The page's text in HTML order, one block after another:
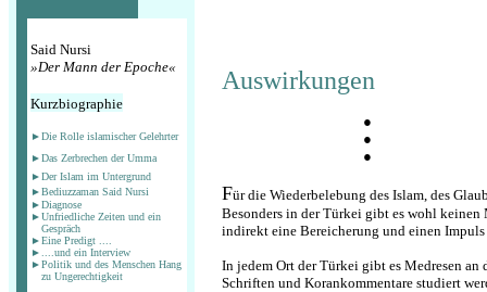
Said Nursi
»Der Mann der Epoche«
Kurzbiographie
►Die Rolle islamischer Gelehrter
►Das Zerbrechen der Umma
►Der Islam im Untergrund
►Bediuzzaman Said Nursi
►Diagnose
►Unfriedliche Zeiten und ein
Gespräch
►Eine Predigt ....
►
....und ein Interview
►Politik und des Menschen Hang
zu Ungerechtigkeit
Auswirkungen
●
●
●
Für die Wiederbelebung des Islam, des
Besonders in der Türkei gibt es wohl
indirekt eine Bereicherung und einen
In jedem Ort der Türkei gibt es Medresen an
Schriften und Korankommentare studiert